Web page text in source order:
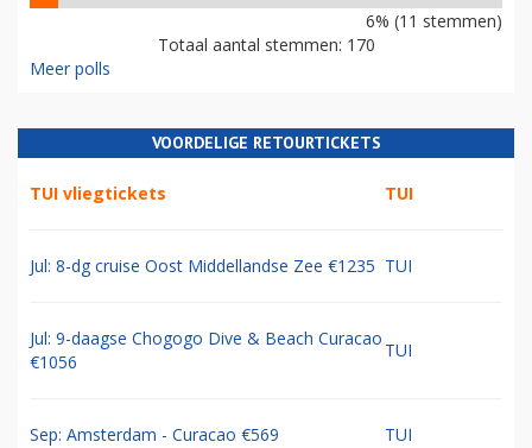
6% (11 stemmen)
Totaal aantal stemmen: 170
Meer polls
VOORDELIGE RETOURTICKETS
TUI vliegtickets TUI
Jul: 8-dg cruise Oost Middellandse Zee €1235 TUI
Jul: 9-daagse Chogogo Dive & Beach Curacao
€1056
TUI
Sep: Amsterdam - Curacao €569 TUI